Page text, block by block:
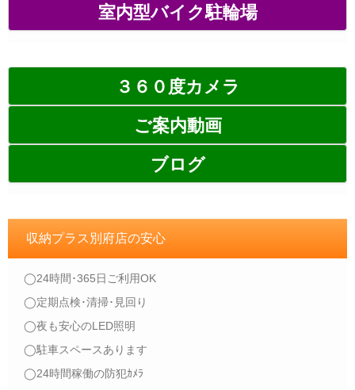
室内型バイク駐輪場
３６０度カメラ
ご案内動画
ブログ
収納プラス別府店の安心
◯24時間･365日ご利用OK
◯定期点検･清掃･見回り
◯夜も安心のLED照明
◯駐車スペースあります
◯24時間稼働の防犯ｶﾒﾗ